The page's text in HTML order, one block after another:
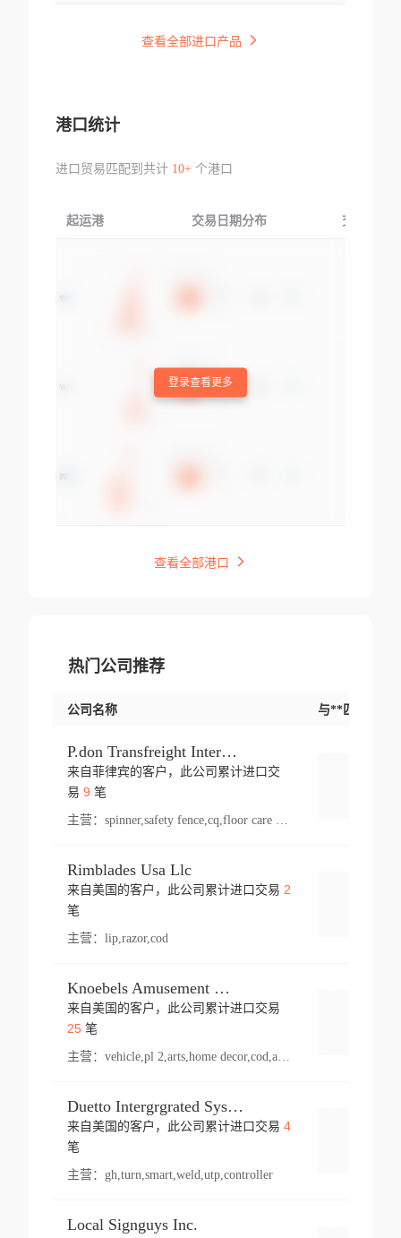
查看全部进口产品
港口统计
进口贸易匹配到共计 10+个港口
起运港 交易日期分布 交易产品
登录查看更多
查看全部港口
热门公司推荐
公司名称 与**匹配交易
P.don Transfreight International
来自菲律宾的客户，此公司累计进口交
易 9 笔
主营：
Rimblades Usa Llc
来自美国的客户，此公司累计进口交易 2
笔
主营： lip,razor,cod
Knoebels Amusement Resort
来自美国的客户，此公司累计进口交易
25笔
主营： vehicle,pl 2,arts,home decor,cod,amusement ride,sea
Duetto Intergrgrated Systems Inc.
来自美国的客户，此公司累计进口交易 4
笔
主营： gh,turn,smart,weld,utp,controller
Local Signguys Inc.